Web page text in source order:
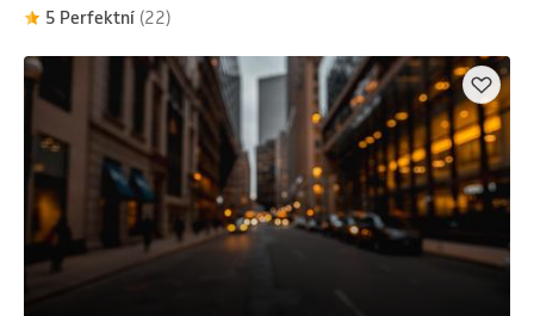
5 Perfektní (22)